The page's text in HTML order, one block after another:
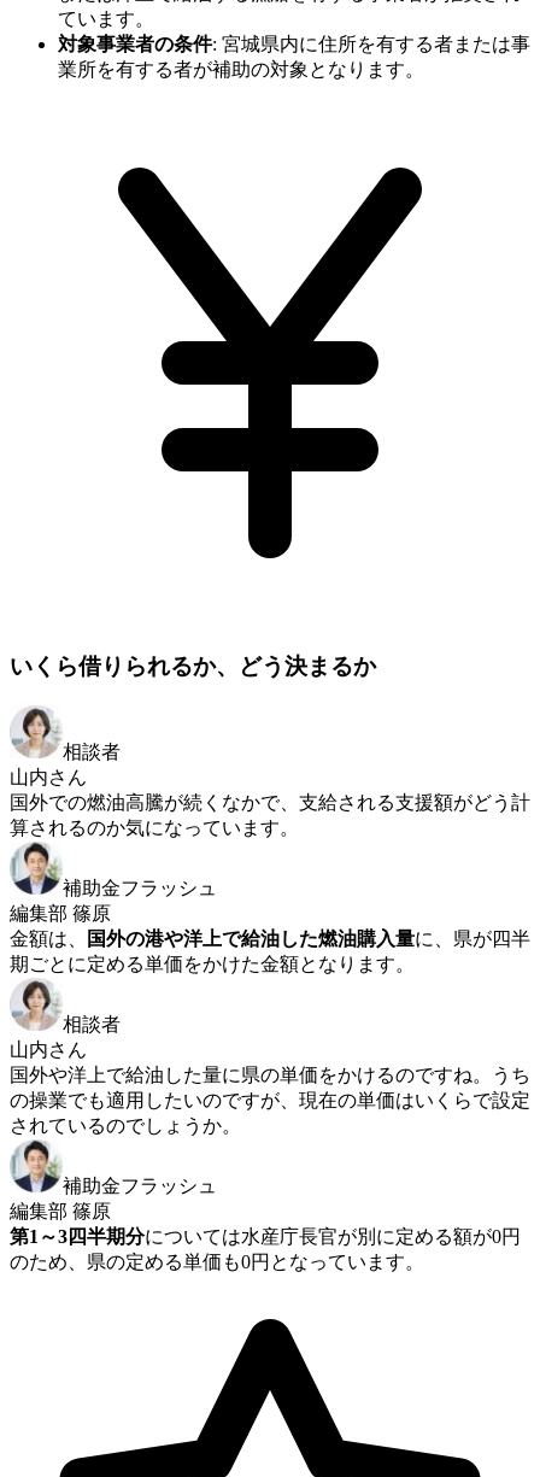
ています。
対象事業者の条件: 宮城県内に住所を有する者または事
業所を有する者が補助の対象となります。
いくら借りられるか、どう決まるか
相談者
山内さん
国外での燃油高騰が続くなかで、支給される支援額がどう計
算されるのか気になっています。
補助金フラッシュ
編集部 篠原
金額は、
国外の港や洋上で給油した燃油購入量に、県が四半
期ごとに定める単価をかけた金額となります。
相談者
山内さん
国外や洋上で給油した量に県の単価をかけるのですね。うち
の操業でも適用したいのですが、現在の単価はいくらで設定
されているのでしょうか。
補助金フラッシュ
編集部 篠原
第1～3四半期分については水産庁長官が別に定める額が0円
のため、県の定める単価も0円となっています。